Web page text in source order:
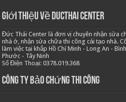
Giới thiệu về Ducthai Center
Đức Thái Center là đơn vị chuyên nhận sửa
nhà ở, nhận sửa chữa thi công cải tạo nhà.
làm việc tại khắp Hồ Chí Minh - Long An -
Phước - Tây Ninh
Số Điện Thoại: 0378.019.368
Công ty bảo chứng thi công